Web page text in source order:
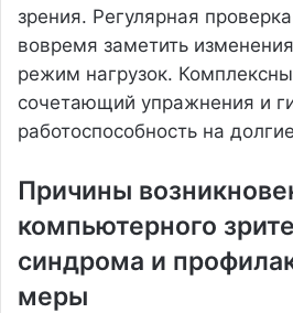
зрения. Регулярная
вовремя заметить
режим нагрузок.
сочетающий упражнения и
работоспособность на
Причины
компьютерного
синдрома и
меры